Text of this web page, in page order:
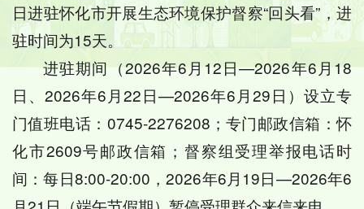
日进驻怀化市开展生态环境保护督察“回头看”，进
驻时间为15天。
进驻期间（2026年6月12日—2026年6月18
日、2026年6月22日—2026年6月29日）设立专
门值班电话：0745-2276208；专门邮政信箱：怀
化市2609号邮政信箱；督察组受理举报电话时
间：每日8:00-20:00，2026年6月19日—2026年6